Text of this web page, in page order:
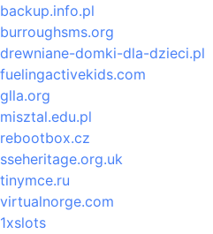
backup.info.pl
burroughsms.org
drewniane-domki-dla-dzieci.pl
fuelingactivekids.com
glla.org
misztal.edu.pl
rebootbox.cz
sseheritage.org.uk
tinymce.ru
virtualnorge.com
1xslots